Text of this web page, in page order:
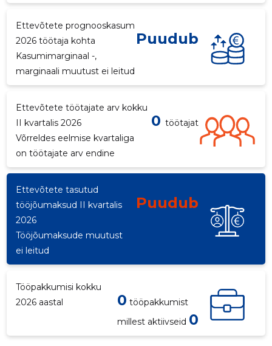
Ettevõtete prognooskasum
2026 töötaja kohta
Puudub
Kasumimarginaal -,
marginaali muutust ei leitud
Ettevõtete töötajate arv kokku
II kvartalis 2026
0 töötajat
Võrreldes eelmise kvartaliga
on töötajate arv endine
Ettevõtete tasutud
tööjõumaksud II kvartalis
2026
Puudub
Tööjõumaksude muutust
ei leitud
Tööpakkumisi kokku
2026 aastal
0 tööpakkumist
millest aktiivseid 0